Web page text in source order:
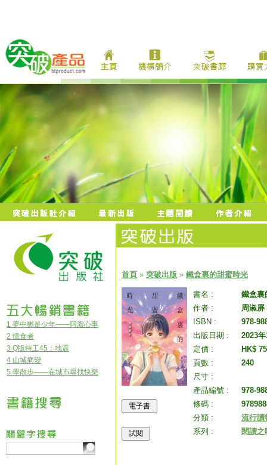
1 夢中猶是少年——阿濃心事
2 憶食者
3 Q版特工45：地震
4 山城病變
5 學散步——在城市尋找快樂
首頁 » 突破出版 » 鐵盒裏的甜蜜時光
書名 :
鐵盒裏
作者 :
周淑屏
ISBN :
978-
出版日期 :
2023
定價 :
HK$
頁數 :
240
尺寸 :
產品編號 :
978-
條碼 :
分類 :
流行讀
系列 :
閱讀之